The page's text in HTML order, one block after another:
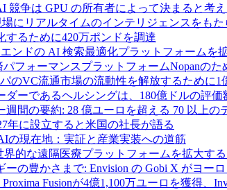
競争は GPU の所有者によって決まると考
場にリアルタイムのインテリジェンスをも
するために420万ポンドを調達
エンドの AI 検索最適化プラットフォームを
フォーマンスプラットフォームNopanの
パのVC流通市場の流動性を解放するために
ダーであるヘルシングは、180億ドルの評
間の要約: 28 億ユーロを超える 70 以上の
年に設立すると米国の社長が語る
の現在地：実証と産業実装への道筋
界的な遠隔医療プラットフォームを拡大す
ーの豊かさまで: Envision の Gobi X がヨー
Fusionが4億1,100万ユーロを獲得、